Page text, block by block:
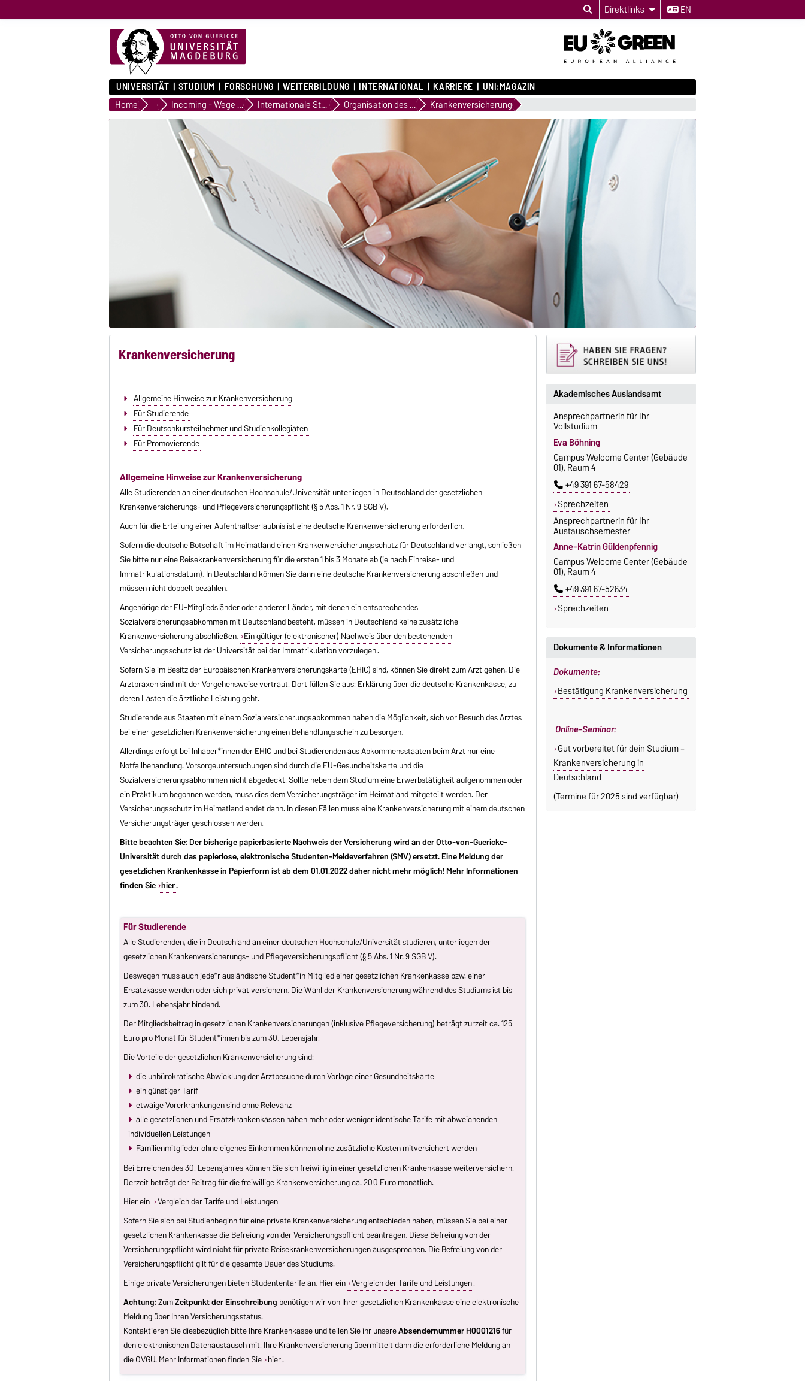
Direktlinks EN
UNIVERSITÄT STUDIUM FORSCHUNG WEITERBILDUNG INTERNATIONAL KARRIERE UNI:MAGAZIN
Home International Incoming - Wege an die Universität Internationale Studieninteressierte Organisation des Aufenthalts Krankenversicherung
Krankenversicherung
Allgemeine Hinweise zur Krankenversicherung
Für Studierende
Für Deutschkursteilnehmer und Studienkollegiaten
Für Promovierende
Allgemeine Hinweise zur Krankenversicherung
Alle Studierenden an einer deutschen Hochschule/Universität unterliegen in Deutschland der gesetzlichen
Krankenversicherungs- und Pflegeversicherungspflicht (§ 5 Abs. 1 Nr. 9 SGB V).
Auch für die Erteilung einer Aufenthaltserlaubnis ist eine deutsche Krankenversicherung erforderlich.
Sofern die deutsche Botschaft im Heimatland einen Krankenversicherungsschutz für Deutschland verlangt, schließen
Sie bitte nur eine Reisekrankenversicherung für die ersten 1 bis 3 Monate ab (je nach Einreise- und
Immatrikulationsdatum). In Deutschland können Sie dann eine deutsche Krankenversicherung abschließen und
müssen nicht doppelt bezahlen.
Angehörige der EU-Mitgliedsländer oder anderer Länder, mit denen ein entsprechendes
Sozialversicherungsabkommen mit Deutschland besteht, müssen in Deutschland keine zusätzliche
Krankenversicherung abschließen. Ein gültiger (elektronischer) Nachweis über den bestehenden
Versicherungsschutz ist der Universität bei der Immatrikulation vorzulegen.
Sofern Sie im Besitz der Europäischen Krankenversicherungskarte (EHIC) sind, können Sie direkt zum Arzt gehen. Die
Arztpraxen sind mit der Vorgehensweise vertraut. Dort füllen Sie aus: Erklärung über die deutsche Krankenkasse, zu
deren Lasten die ärztliche Leistung geht.
Studierende aus Staaten mit einem Sozialversicherungsabkommen haben die Möglichkeit, sich vor Besuch des Arztes
bei einer gesetzlichen Krankenversicherung einen Behandlungsschein zu besorgen.
Allerdings erfolgt bei Inhaber*innen der EHIC und bei Studierenden aus Abkommensstaaten beim Arzt nur eine
Notfallbehandlung. Vorsorgeuntersuchungen sind durch die EU-Gesundheitskarte und die
Sozialversicherungsabkommen nicht abgedeckt. Sollte neben dem Studium eine Erwerbstätigkeit aufgenommen oder
ein Praktikum begonnen werden, muss dies dem Versicherungsträger im Heimatland mitgeteilt werden. Der
Versicherungsschutz im Heimatland endet dann. In diesen Fällen muss eine Krankenversicherung mit einem deutschen
Versicherungsträger geschlossen werden.
Bitte beachten Sie: Der bisherige papierbasierte Nachweis der Versicherung wird an der Otto-von-Guericke-
Universität durch das papierlose, elektronische Studenten-Meldeverfahren (SMV) ersetzt. Eine Meldung der
gesetzlichen Krankenkasse in Papierform ist ab dem 01.01.2022 daher nicht mehr möglich! Mehr Informationen
finden Sie hier.
Für Studierende
Alle Studierenden, die in Deutschland an einer deutschen Hochschule/Universität studieren, unterliegen der
gesetzlichen Krankenversicherungs- und Pflegeversicherungspflicht (§ 5 Abs. 1 Nr. 9 SGB V).
Deswegen muss auch jede*r ausländische Student*in Mitglied einer gesetzlichen Krankenkasse bzw. einer
Ersatzkasse werden oder sich privat versichern. Die Wahl der Krankenversicherung während des Studiums ist bis
zum 30. Lebensjahr bindend.
Der Mitgliedsbeitrag in gesetzlichen Krankenversicherungen (inklusive Pflegeversicherung) beträgt zurzeit ca. 125
Euro pro Monat für Student*innen bis zum 30. Lebensjahr.
Die Vorteile der gesetzlichen Krankenversicherung sind:
die unbürokratische Abwicklung der Arztbesuche durch Vorlage einer Gesundheitskarte
ein günstiger Tarif
etwaige Vorerkrankungen sind ohne Relevanz
alle gesetzlichen und Ersatzkrankenkassen haben mehr oder weniger identische Tarife mit abweichenden
individuellen Leistungen
Familienmitglieder ohne eigenes Einkommen können ohne zusätzliche Kosten mitversichert werden
Bei Erreichen des 30. Lebensjahres können Sie sich freiwillig in einer gesetzlichen Krankenkasse weiterversichern.
Derzeit beträgt der Beitrag für die freiwillige Krankenversicherung ca. 200 Euro monatlich.
Hier ein Vergleich der Tarife und Leistungen
Sofern Sie sich bei Studienbeginn für eine private Krankenversicherung entschieden haben, müssen Sie bei einer
gesetzlichen Krankenkasse die Befreiung von der Versicherungspflicht beantragen. Diese Befreiung von der
Versicherungspflicht wirdnichtfür private Reisekrankenversicherungen ausgesprochen. Die Befreiung von der
Versicherungspflicht gilt für die gesamte Dauer des Studiums.
Einige private Versicherungen bieten Studententarife an. Hier ein Vergleich der Tarife und Leistungen.
Achtung:ZumZeitpunkt der Einschreibung benötigen wir von Ihrer gesetzlichen Krankenkasse eine elektronische
Meldung über Ihren Versicherungsstatus.
Kontaktieren Sie diesbezüglich bitte Ihre Krankenkasse und teilen Sie ihr unsereAbsendernummer H0001216für
den elektronischen Datenaustausch mit. Ihre Krankenversicherung übermittelt dann die erforderliche Meldung an
die OVGU. Mehr Informationen finden Sie hier.
Akademisches Auslandsamt
Ansprechpartnerin für Ihr
Vollstudium
Eva Böhning
Campus Welcome Center (Gebäude
01), Raum 4
+49 391 67-58429
Sprechzeiten
Ansprechpartnerin für Ihr
Austauschsemester
Anne-Katrin Güldenpfennig
Campus Welcome Center (Gebäude
01), Raum 4
+49 391 67-52634
Sprechzeiten
Dokumente & Informationen
Dokumente:
Bestätigung Krankenversicherung
Online-Seminar:
Gut vorbereitet für dein Studium –
Krankenversicherung in
Deutschland
(Termine für 2025 sind verfügbar)